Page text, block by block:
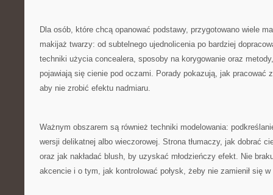
Dla osób, które chcą opanować podstawy, przygotowano wiele
makijaż twarzy: od subtelnego ujednolicenia po bardziej
techniki użycia concealera, sposoby na korygowanie oraz
pojawiają się cienie pod oczami. Porady pokazują, jak pracować
aby nie zrobić efektu nadmiaru.
Ważnym obszarem są również techniki modelowania:
wersji delikatnej albo wieczorowej. Strona tłumaczy, jak dobrać
oraz jak nakładać blush, by uzyskać młodzieńczy efekt. Nie
akcencie i o tym, jak kontrolować połysk, żeby nie zamienił się w